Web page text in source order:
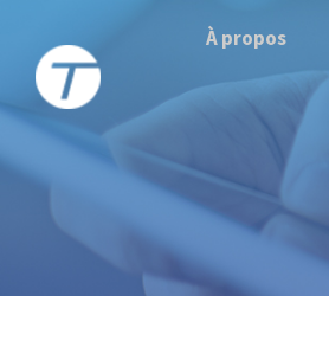
À propos